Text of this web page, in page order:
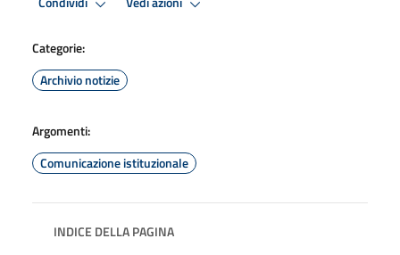
Categorie:
Archivio notizie
Argomenti:
Comunicazione istituzionale
INDICE DELLA PAGINA